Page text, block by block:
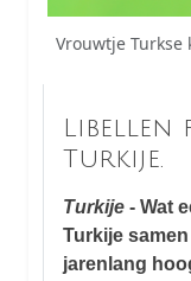
Vrouwtje
Turkije.
Turkije - Wat
Turkije
jarenlang